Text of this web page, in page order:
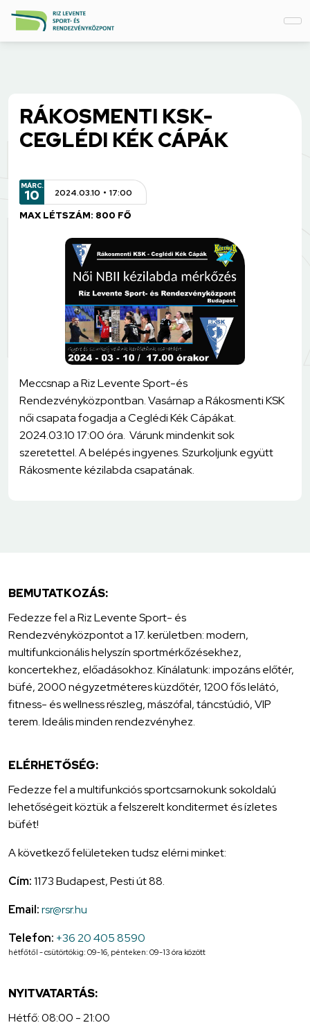
RÁKOSMENTI KSK-
CEGLÉDI KÉK CÁPÁK
MÁRC.
10 2024.03.10 17:00
MAX LÉTSZÁM: 800 FŐ
Meccsnap a Riz Levente Sport-és
Rendezvényközpontban. Vasárnap a Rákosmenti KSK
női csapata fogadja a Ceglédi Kék Cápákat.
2024.03.10 17:00 óra. Várunk mindenkit sok
szeretettel. A belépés ingyenes. Szurkoljunk együtt
Rákosmente kézilabda csapatának.
BEMUTATKOZÁS:
Fedezze fel a Riz Levente Sport- és
Rendezvényközpontot a 17. kerületben: modern,
multifunkcionális helyszín sportmérkőzésekhez,
koncertekhez, előadásokhoz. Kínálatunk: impozáns előtér,
büfé, 2000 négyzetméteres küzdőtér, 1200 fős lelátó,
fitness- és wellness részleg, mászófal, táncstúdió, VIP
terem. Ideális minden rendezvényhez.
ELÉRHETŐSÉG:
Fedezze fel a multifunkciós sportcsarnokunk sokoldalú
lehetőségeit köztük a felszerelt konditermet és ízletes
büfét!
A következő felületeken tudsz elérni minket:
Cím:1173 Budapest, Pesti út 88.
Email:rsr@rsr.hu
Telefon: +36 20 405 8590
hétfőtől - csütörtökig: 09-16, pénteken: 09-13 óra között
NYITVATARTÁS:
Hétfő: 08:00 - 21:00